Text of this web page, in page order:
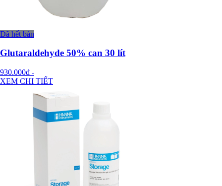
Đã hết bán
Glutaraldehyde 50% can 30 lít
930.000đ -
XEM CHI TIẾT